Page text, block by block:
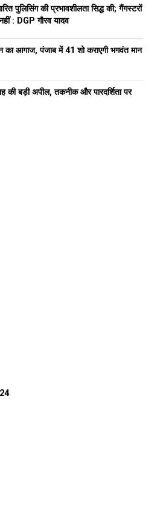
पुलिसिंग की प्रभावशीलता सिद्ध की; गैंगस्टरों
: DGP गौरव यादव
का आगाज, पंजाब में 41 शो कराएगी भगवंत मान
की बड़ी अपील, तकनीक और पारदर्शिता पर